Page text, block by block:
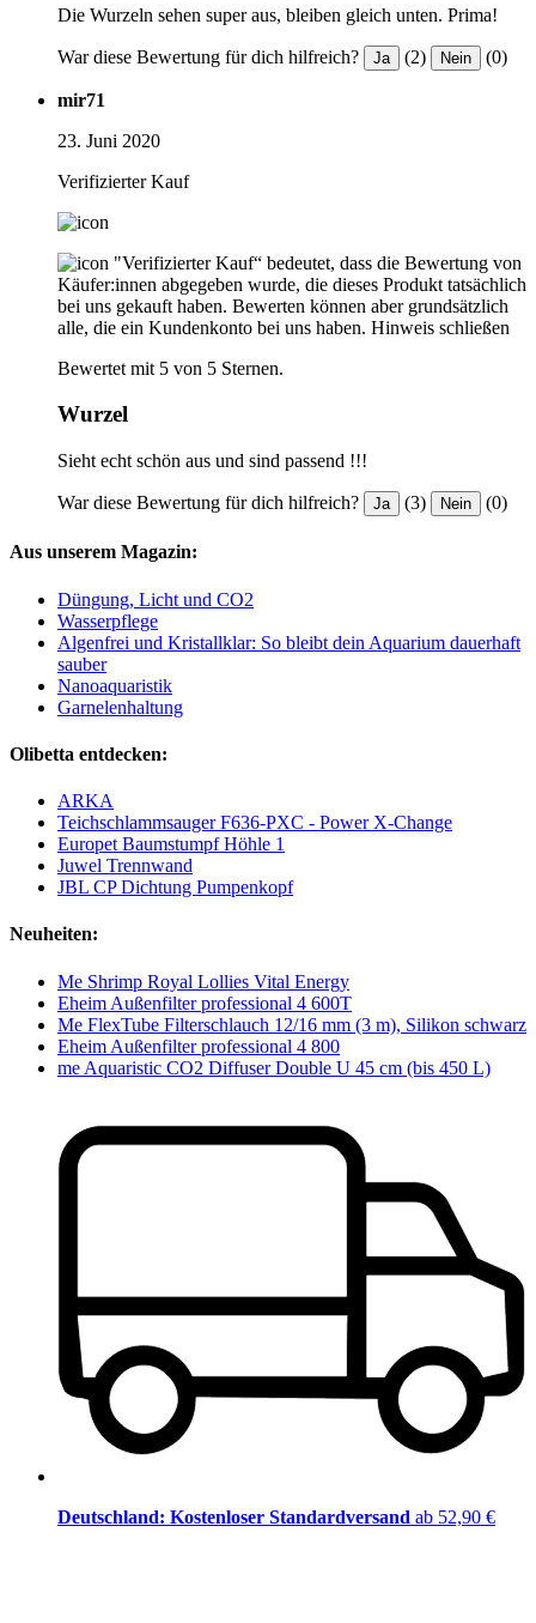
Die Wurzeln sehen super aus, bleiben gleich unten. Prima!
War diese Bewertung für dich hilfreich? Ja (2) Nein (0)
mir71
23. Juni 2020
Verifizierter Kauf
"Verifizierter Kauf“ bedeutet, dass die Bewertung von
Käufer:innen abgegeben wurde, die dieses Produkt tatsächlich
bei uns gekauft haben. Bewerten können aber grundsätzlich
alle, die ein Kundenkonto bei uns haben. Hinweis schließen
Bewertet mit 5 von 5 Sternen.
Wurzel
Sieht echt schön aus und sind passend !!!
War diese Bewertung für dich hilfreich? Ja (3) Nein (0)
Aus unserem Magazin:
Düngung, Licht und CO2
Wasserpflege
Algenfrei und Kristallklar: So bleibt dein Aquarium dauerhaft
sauber
Nanoaquaristik
Garnelenhaltung
Olibetta entdecken:
ARKA
Teichschlammsauger F636-PXC - Power X-Change
Europet Baumstumpf Höhle 1
Juwel Trennwand
JBL CP Dichtung Pumpenkopf
Neuheiten:
Me Shrimp Royal Lollies Vital Energy
Eheim Außenfilter professional 4 600T
Me FlexTube Filterschlauch 12/16 mm (3 m), Silikon schwarz
Eheim Außenfilter professional 4 800
me Aquaristic CO2 Diffuser Double U 45 cm (bis 450 L)
Deutschland: Kostenloser Standardversand ab 52,90 €